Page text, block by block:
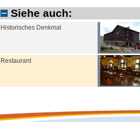
Siehe auch:
Historisches Denkmal
Restaurant